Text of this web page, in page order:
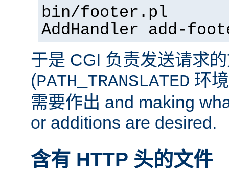
bin/footer.pl
AddHandler add-
于是 CGI 负责发送请求
(PATH_TRANSLATED 环
需要作出 and making
or additions are desired.
含有 HTTP 头的文件